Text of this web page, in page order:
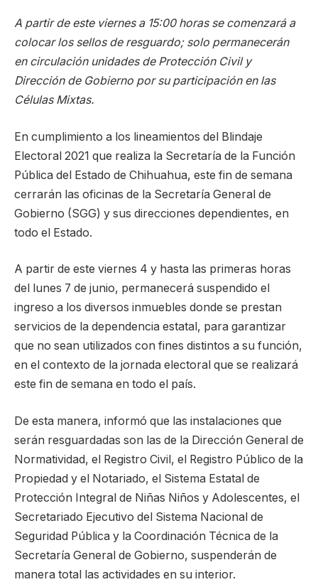
A partir de este viernes a 15:00 horas se comenzará a
colocar los sellos de resguardo; solo permanecerán
en circulación unidades de Protección Civil y
Dirección de Gobierno por su participación en las
Células Mixtas.
En cumplimiento a los lineamientos del Blindaje
Electoral 2021 que realiza la Secretaría de la Función
Pública del Estado de Chihuahua, este fin de semana
cerrarán las oficinas de la Secretaría General de
Gobierno (SGG) y sus direcciones dependientes, en
todo el Estado.
A partir de este viernes 4 y hasta las primeras horas
del lunes 7 de junio, permanecerá suspendido el
ingreso a los diversos inmuebles donde se prestan
servicios de la dependencia estatal, para garantizar
que no sean utilizados con fines distintos a su función,
en el contexto de la jornada electoral que se realizará
este fin de semana en todo el país.
De esta manera, informó que las instalaciones que
serán resguardadas son las de la Dirección General de
Normatividad, el Registro Civil, el Registro Público de la
Propiedad y el Notariado, el Sistema Estatal de
Protección Integral de Niñas Niños y Adolescentes, el
Secretariado Ejecutivo del Sistema Nacional de
Seguridad Pública y la Coordinación Técnica de la
Secretaría General de Gobierno, suspenderán de
manera total las actividades en su interior.